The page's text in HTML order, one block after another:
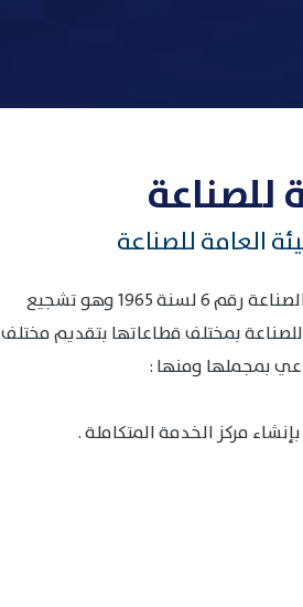
للصناعة
العامة للصناعة
انطلاقا من الهدف المنصوص عليه في قانون الصناعة رقم 6 لسنة 1965 وهو تشجيع
بمختلف قطاعاتها بتقديم مختلف
بمجملها ومنها :
مركز الخدمة المتكاملة .